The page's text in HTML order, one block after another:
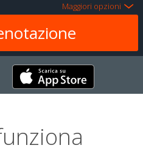
Maggiori opzioni